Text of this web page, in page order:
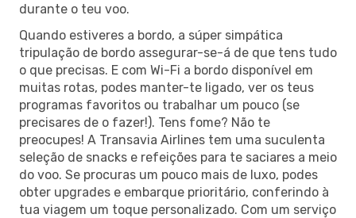
durante o teu voo.
Quando estiveres a bordo, a súper simpática
tripulação de bordo assegurar-se-á de que tens tudo
o que precisas. E com Wi-Fi a bordo disponível em
muitas rotas, podes manter-te ligado, ver os teus
programas favoritos ou trabalhar um pouco (se
precisares de o fazer!). Tens fome? Não te
preocupes! A Transavia Airlines tem uma suculenta
seleção de snacks e refeições para te saciares a meio
do voo. Se procuras um pouco mais de luxo, podes
obter upgrades e embarque prioritário, conferindo à
tua viagem um toque personalizado. Com um serviço